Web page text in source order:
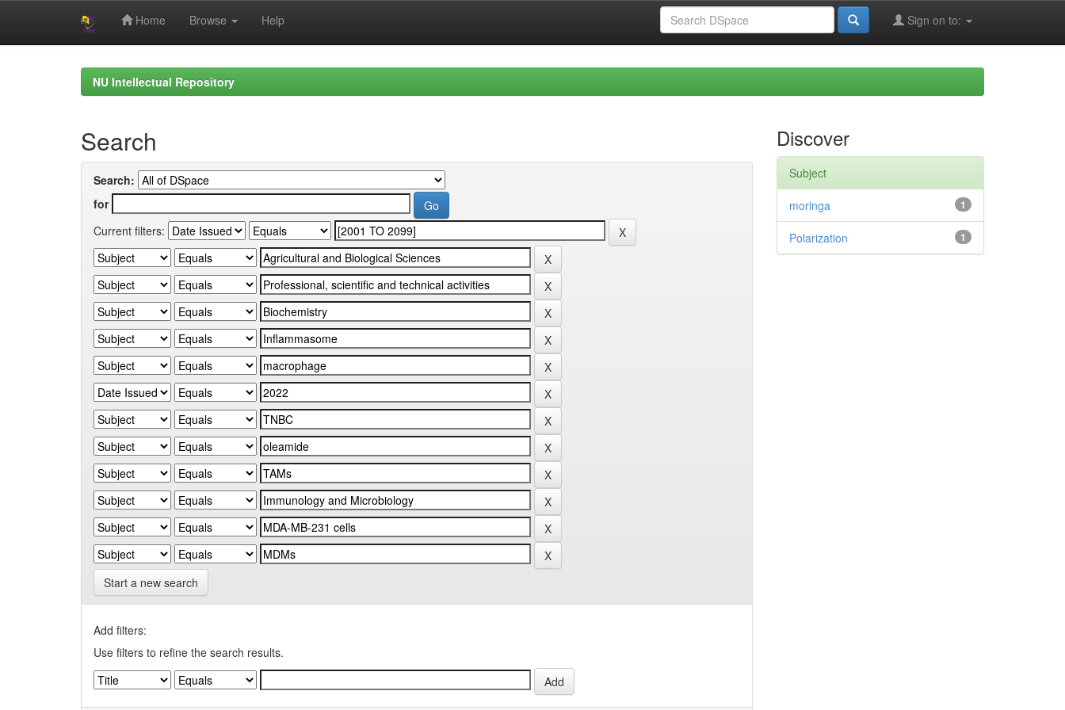
Home Browse Help Sign on to:
NU Intellectual Repository
Search
Search:
for
Current filters:
Start a new search
Add filters:
Use filters to refine the search results.
Discover
Subject
1
moringa
1
Polarization